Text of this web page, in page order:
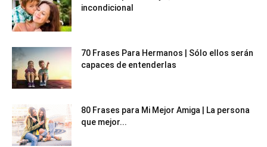
incondicional
70 Frases Para Hermanos | Sólo ellos serán
capaces de entenderlas
80 Frases para Mi Mejor Amiga | La persona
que mejor...